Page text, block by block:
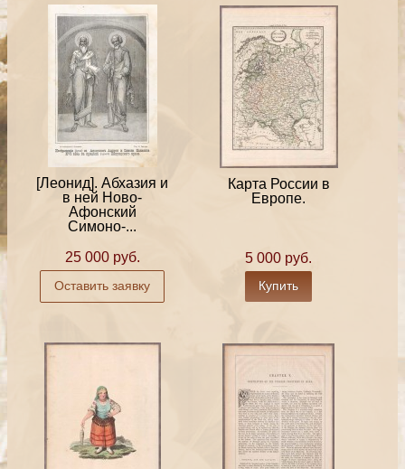
[Леонид]. Абхазия и
в ней Ново-
Афонский
Симоно-...
25 000 руб.
Оставить заявку
Карта России в
Европе.
5 000 руб.
Купить